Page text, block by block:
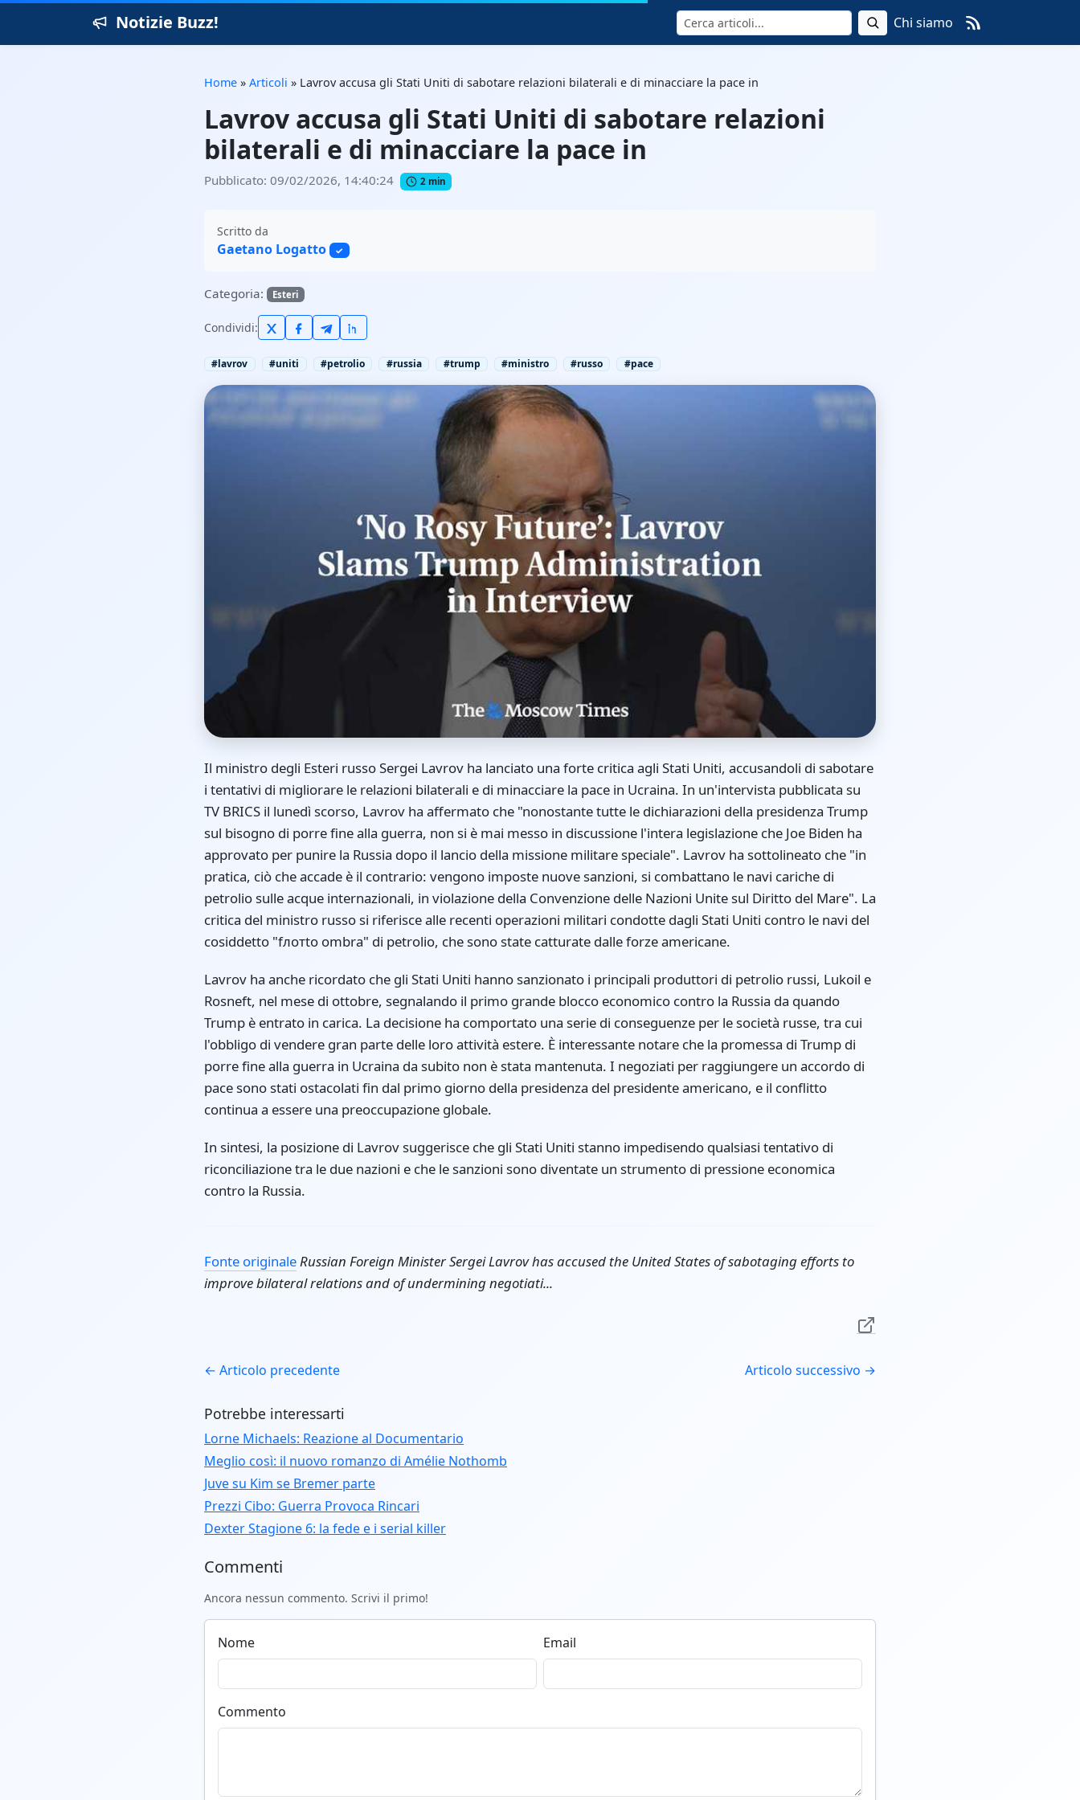
Notizie Buzz! Cerca Chi siamo
Home » Articoli » Lavrov accusa gli Stati Uniti di sabotare relazioni bilaterali e di minacciare la pace in
Lavrov accusa gli Stati Uniti di sabotare relazioni
bilaterali e di minacciare la pace in
Pubblicato: 09/02/2026, 14:40:24 2 min
Scritto da
Gaetano Logatto ✓
Categoria: Esteri
Condividi:
#lavrov #uniti #petrolio #russia #trump #ministro #russo #pace
Il ministro degli Esteri russo Sergei Lavrov ha lanciato una forte critica agli Stati Uniti, accusandoli di sabotare
i tentativi di migliorare le relazioni bilaterali e di minacciare la pace in Ucraina. In un'intervista pubblicata su
TV BRICS il lunedì scorso, Lavrov ha affermato che "nonostante tutte le dichiarazioni della presidenza Trump
sul bisogno di porre fine alla guerra, non si è mai messo in discussione l'intera legislazione che Joe Biden ha
approvato per punire la Russia dopo il lancio della missione militare speciale". Lavrov ha sottolineato che "in
pratica, ciò che accade è il contrario: vengono imposte nuove sanzioni, si combattano le navi cariche di
petrolio sulle acque internazionali, in violazione della Convenzione delle Nazioni Unite sul Diritto del Mare". La
critica del ministro russo si riferisce alle recenti operazioni militari condotte dagli Stati Uniti contro le navi del
cosiddetto "fлотto ombra" di petrolio, che sono state catturate dalle forze americane.
Lavrov ha anche ricordato che gli Stati Uniti hanno sanzionato i principali produttori di petrolio russi, Lukoil e
Rosneft, nel mese di ottobre, segnalando il primo grande blocco economico contro la Russia da quando
Trump è entrato in carica. La decisione ha comportato una serie di conseguenze per le società russe, tra cui
l'obbligo di vendere gran parte delle loro attività estere. È interessante notare che la promessa di Trump di
porre fine alla guerra in Ucraina da subito non è stata mantenuta. I negoziati per raggiungere un accordo di
pace sono stati ostacolati fin dal primo giorno della presidenza del presidente americano, e il conflitto
continua a essere una preoccupazione globale.
In sintesi, la posizione di Lavrov suggerisce che gli Stati Uniti stanno impedisendo qualsiasi tentativo di
riconciliazione tra le due nazioni e che le sanzioni sono diventate un strumento di pressione economica
contro la Russia.
Fonte originaleRussian Foreign Minister Sergei Lavrov has accused the United States of sabotaging efforts to
improve bilateral relations and of undermining negotiati...
← Articolo precedente Articolo successivo →
Potrebbe interessarti
Lorne Michaels: Reazione al Documentario
Meglio così: il nuovo romanzo di Amélie Nothomb
Juve su Kim se Bremer parte
Prezzi Cibo: Guerra Provoca Rincari
Dexter Stagione 6: la fede e i serial killer
Commenti
Ancora nessun commento. Scrivi il primo!
Nome Email
Commento